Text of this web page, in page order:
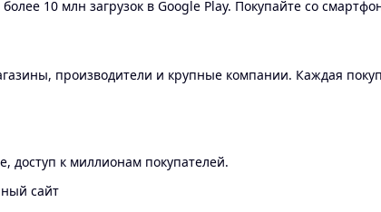
10 млн загрузок в Google Play. Покупайте со
производители и крупные компании. Каждая
доступ к миллионам покупателей.
сайт